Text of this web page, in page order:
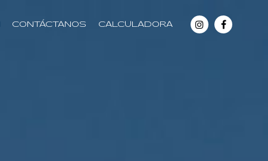
CONTÁCTANOS CALCULADORA